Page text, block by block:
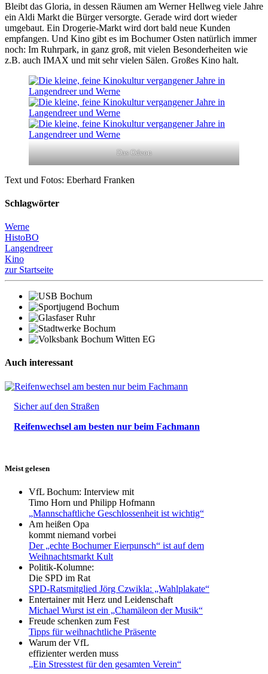
Bleibt das Gloria, in dessen Räumen am Werner Hellweg viele Jahre
ein Aldi Markt die Bürger versorgte. Gerade wird dort wieder
umgebaut. Ein Drogerie-Markt wird dort bald neue Kunden
empfangen. Und Kino gibt es im Bochumer Osten natürlich immer
noch: Im Ruhrpark, in ganz groß, mit vielen Besonderheiten wie
z.B. auch IMAX und mit sehr vielen Sälen. Großes Kino halt.
Das Odeon
Text und Fotos: Eberhard Franken
Schlagwörter
Werne
HistoBO
Langendreer
Kino
zur Startseite
Auch interessant
Sicher auf den Straßen
Reifenwechsel am besten nur beim Fachmann
Meist gelesen
VfL Bochum: Interview mit
Timo Horn und Philipp Hofmann
„Mannschaftliche Geschlossenheit ist wichtig“
Am heißen Opa
kommt niemand vorbei
Der „echte Bochumer Eierpunsch“ ist auf dem
Weihnachtsmarkt Kult
Politik-Kolumne:
Die SPD im Rat
SPD-Ratsmitglied Jörg Czwikla: „Wahlplakate“
Entertainer mit Herz und Leidenschaft
Michael Wurst ist ein „Chamäleon der Musik“
Freude schenken zum Fest
Tipps für weihnachtliche Präsente
Warum der VfL
effizienter werden muss
„Ein Stresstest für den gesamten Verein“